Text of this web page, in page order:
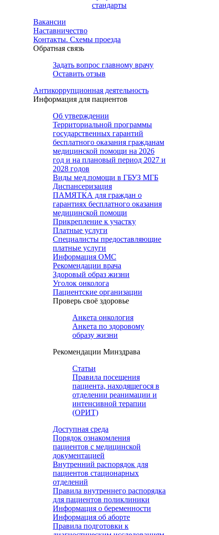
стандарты
Вакансии
Наставничество
Контакты. Схемы проезда
Обратная связь
Задать вопрос главному врачу
Оставить отзыв
Антикоррупционная деятельность
Информация для пациентов
Об утверждении
Территориальной программы
государственных гарантий
бесплатного оказания гражданам
медицинской помощи на 2026
год и на плановый период 2027 и
2028 годов
Виды мед.помощи в ГБУЗ МГБ
Диспансеризация
ПАМЯТКА для граждан о
гарантиях бесплатного оказания
медицинской помощи
Прикрепление к участку
Платные услуги
Специалисты предоставляющие
платные услуги
Информация ОМС
Рекомендации врача
Здоровый образ жизни
Уголок онколога
Пациентские организации
Проверь своё здоровье
Анкета онкология
Анкета по здоровому
образу жизни
Рекомендации Минздрава
Статьи
Правила посещения
пациента, находящегося в
отделении реанимации и
интенсивной терапии
(ОРИТ)
Доступная среда
Порядок ознакомления
пациентов с медицинской
документацией
Внутренний распорядок для
пациентов стационарных
отделений
Правила внутреннего распорядка
для пациентов поликлиники
Информация о беременности
Информация об аборте
Правила подготовки к